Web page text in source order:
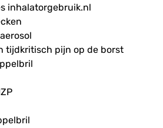
inhalatorgebruik.nl
tijdkritisch pijn op de borst